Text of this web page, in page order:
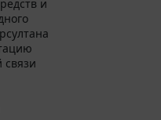
и
связи